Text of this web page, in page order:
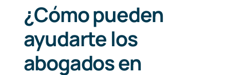
¿Cómo pueden
ayudarte los
abogados en